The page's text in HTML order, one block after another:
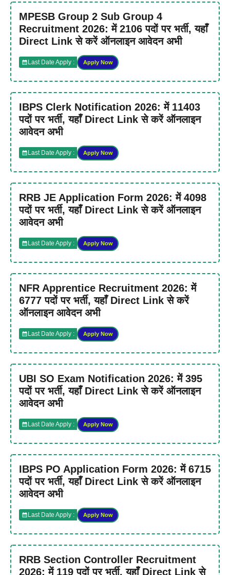
MPESB Group 2 Sub Group 4
Recruitment 2026: में 2106 पदों पर भर्ती, यहाँ
Direct Link से करें ऑनलाइन आवेदन अभी
Last Date Apply : Apply Now
IBPS Clerk Notification 2026: में 11403
पदों पर भर्ती, यहाँ Direct Link से करें ऑनलाइन
आवेदन अभी
Last Date Apply : Apply Now
RRB JE Application Form 2026: में 4098
पदों पर भर्ती, यहाँ Direct Link से करें ऑनलाइन
आवेदन अभी
Last Date Apply : Apply Now
NFR Apprentice Recruitment 2026: में
6777 पदों पर भर्ती, यहाँ Direct Link से करें
ऑनलाइन आवेदन अभी
Last Date Apply : Apply Now
UBI SO Exam Notification 2026: में 395
पदों पर भर्ती, यहाँ Direct Link से करें ऑनलाइन
आवेदन अभी
Last Date Apply : Apply Now
IBPS PO Application Form 2026: में 6715
पदों पर भर्ती, यहाँ Direct Link से करें ऑनलाइन
आवेदन अभी
Last Date Apply : Apply Now
RRB Section Controller Recruitment
2026: में 119 पदों पर भर्ती, यहाँ Direct Link से